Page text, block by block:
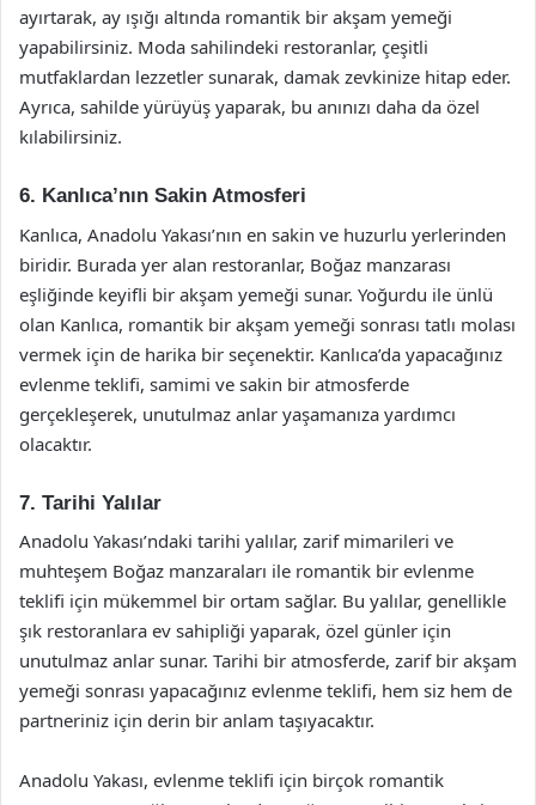
ayırtarak, ay ışığı altında romantik bir akşam yemeği
yapabilirsiniz. Moda sahilindeki restoranlar, çeşitli
mutfaklardan lezzetler sunarak, damak zevkinize hitap eder.
Ayrıca, sahilde yürüyüş yaparak, bu anınızı daha da özel
kılabilirsiniz.
6. Kanlıca’nın Sakin Atmosferi
Kanlıca, Anadolu Yakası’nın en sakin ve huzurlu yerlerinden
biridir. Burada yer alan restoranlar, Boğaz manzarası
eşliğinde keyifli bir akşam yemeği sunar. Yoğurdu ile ünlü
olan Kanlıca, romantik bir akşam yemeği sonrası tatlı molası
vermek için de harika bir seçenektir. Kanlıca’da yapacağınız
evlenme teklifi, samimi ve sakin bir atmosferde
gerçekleşerek, unutulmaz anlar yaşamanıza yardımcı
olacaktır.
7. Tarihi Yalılar
Anadolu Yakası’ndaki tarihi yalılar, zarif mimarileri ve
muhteşem Boğaz manzaraları ile romantik bir evlenme
teklifi için mükemmel bir ortam sağlar. Bu yalılar, genellikle
şık restoranlara ev sahipliği yaparak, özel günler için
unutulmaz anlar sunar. Tarihi bir atmosferde, zarif bir akşam
yemeği sonrası yapacağınız evlenme teklifi, hem siz hem de
partneriniz için derin bir anlam taşıyacaktır.
Anadolu Yakası, evlenme teklifi için birçok romantik